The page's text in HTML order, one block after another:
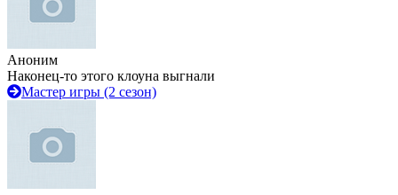
Аноним
Наконец-то этого клоуна выгнали
Мастер игры (2 сезон)